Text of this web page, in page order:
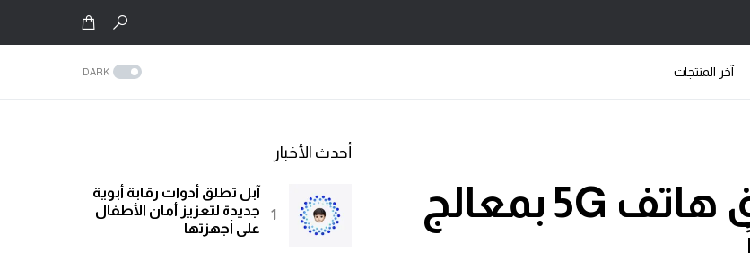
آخر المنتجات DARK
Infinix تخطط لإطلاق هاتف 5G بمعالج
أحدث الأخبار
آبل تطلق أدوات رقابة أبوية
جديدة لتعزيز أمان الأطفال
على أجهزتها